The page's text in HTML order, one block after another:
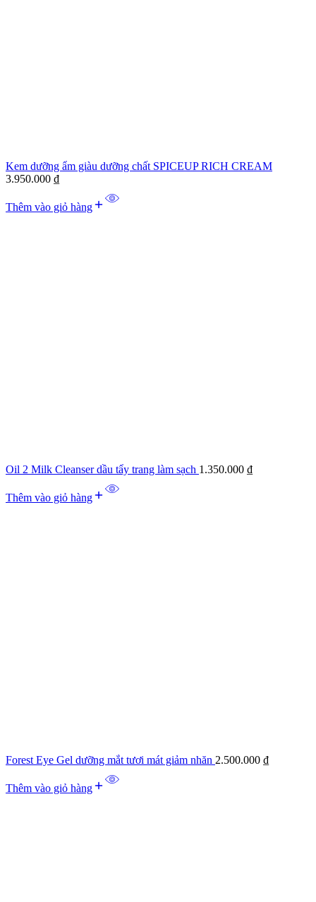
Kem dưỡng ẩm giàu dưỡng chất SPICEUP RICH CREAM
3.950.000 ₫
Thêm vào giỏ hàng
Oil 2 Milk Cleanser dầu tẩy trang làm sạch 1.350.000 ₫
Thêm vào giỏ hàng
Forest Eye Gel dưỡng mắt tươi mát giảm nhăn 2.500.000 ₫
Thêm vào giỏ hàng